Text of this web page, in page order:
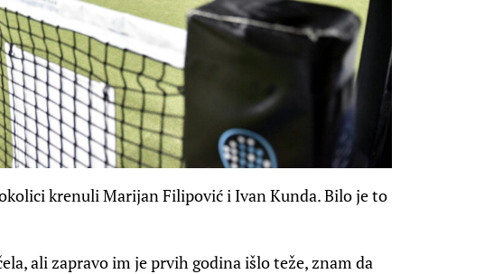
krenuli Marijan Filipović i Ivan Kunda. Bilo je to
ali zapravo im je prvih godina išlo teže, znam da